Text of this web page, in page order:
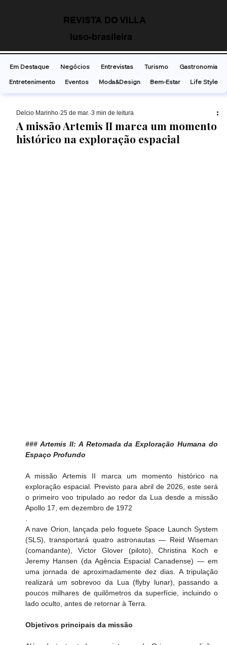
REVISTA DO VILLA
luso-brasileira
A missão Artemis II marca um momento
histórico na exploração espacial
Delcio Marinho 25 de mar. 3 min de leitura
### Artemis II: A Retomada da Exploração Humana do
Espaço Profundo
A missão Artemis II marca um momento histórico na
exploração espacial. Previsto para abril de 2026, este será
o primeiro voo tripulado ao redor da Lua desde a missão
Apollo 17, em dezembro de 1972
.
A nave Orion, lançada pelo foguete Space Launch System
(SLS), transportará quatro astronautas — Reid Wiseman
(comandante), Victor Glover (piloto), Christina Koch e
Jeremy Hansen (da Agência Espacial Canadense) — em
uma jornada de aproximadamente dez dias. A tripulação
realizará um sobrevoo da Lua (flyby lunar), passando a
poucos milhares de quilômetros da superfície, incluindo o
lado oculto, antes de retornar à Terra.
Objetivos principais da missão
Em Destaque Negócios Entrevistas Turismo
Gastronomia
Entretenimento
Eventos Moda&Design Bem-Estar Life Style